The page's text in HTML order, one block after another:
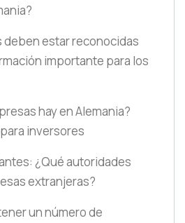
estar reconocidas
importante para los
hay en Alemania?
inversores
¿Qué autoridades
extranjeras?
un número de